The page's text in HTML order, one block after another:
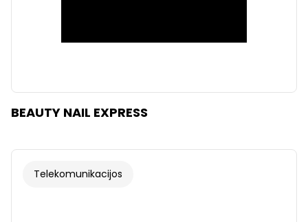
BEAUTY NAIL EXPRESS
Telekomunikacijos